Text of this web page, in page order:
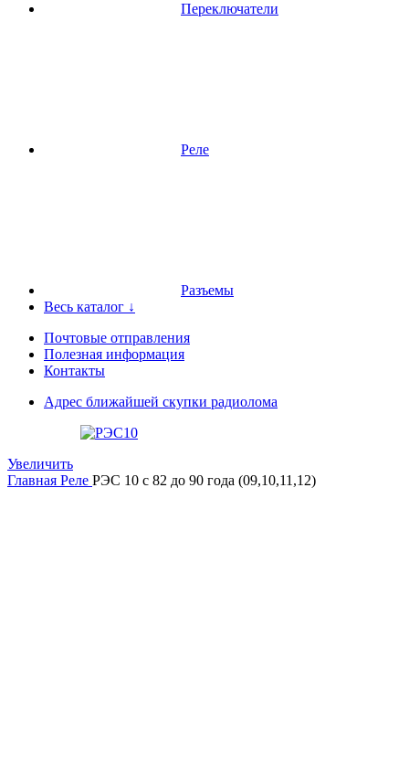
Переключатели
Реле
Разъемы
Весь каталог ↓
Почтовые отправления
Полезная информация
Контакты
Адрес ближайшей скупки радиолома
Увеличить
Главная Реле РЭС 10 с 82 до 90 года (09,10,11,12)